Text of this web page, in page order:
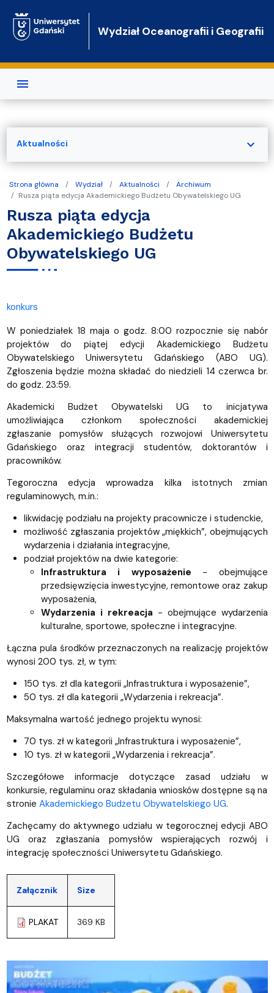
Wydział Oceanografii i Geografii
Strona główna Wydział Aktualności
Archiwum
Rusza piąta edycja Akademickiego Budżetu Obywatelskiego UG
Rusza piąta edycja
Akademickiego Budżetu
Obywatelskiego UG
konkurs
W poniedziałek 18 maja o godz. 8:00 rozpocznie się nabór
projektów do piątej edycji Akademickiego Budżetu
Obywatelskiego Uniwersytetu Gdańskiego (ABO UG).
Zgłoszenia będzie można składać do niedzieli 14 czerwca br.
do godz. 23:59.
Akademicki Budżet Obywatelski UG to inicjatywa
umożliwiająca członkom społeczności akademickiej
zgłaszanie pomysłów służących rozwojowi Uniwersytetu
Gdańskiego oraz integracji studentów, doktorantów i
pracowników.
Tegoroczna edycja wprowadza kilka istotnych zmian
regulaminowych, m.in.:
likwidację podziału na projekty pracownicze i studenckie,
możliwość zgłaszania projektów „miękkich”, obejmujących
wydarzenia i działania integracyjne,
podział projektów na dwie kategorie:
Infrastruktura i wyposażenie - obejmujące
przedsięwzięcia inwestycyjne, remontowe oraz zakup
wyposażenia,
Wydarzenia i rekreacja - obejmujące wydarzenia
kulturalne, sportowe, społeczne i integracyjne.
Łączna pula środków przeznaczonych na realizację projektów
wynosi 200 tys. zł, w tym:
150 tys. zł dla kategorii „Infrastruktura i wyposażenie”,
50 tys. zł dla kategorii „Wydarzenia i rekreacja”.
Maksymalna wartość jednego projektu wynosi:
70 tys. zł w kategorii „Infrastruktura i wyposażenie”,
10 tys. zł w kategorii „Wydarzenia i rekreacja”.
Szczegółowe informacje dotyczące zasad udziału w
konkursie, regulaminu oraz składania wniosków dostępne są na
stronie Akademickiego Budżetu Obywatelskiego UG.
Zachęcamy do aktywnego udziału w tegorocznej edycji ABO
UG oraz zgłaszania pomysłów wspierających rozwój i
integrację społeczności Uniwersytetu Gdańskiego.
Załącznik Size
PLAKAT 369 KB
Aktualności expand_more